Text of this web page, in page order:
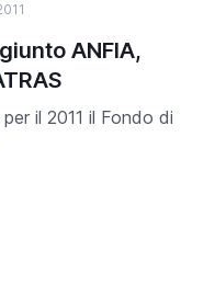
ANFIA,
il 2011 il Fondo di